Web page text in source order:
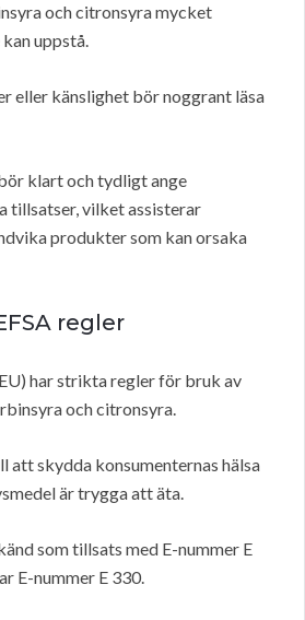
och citronsyra mycket
uppstå.
eller känslighet bör noggrant läsa
klart och tydligt ange
tillsatser, vilket assisterar
produkter som kan orsaka
regler
har strikta regler för bruk av
och citronsyra.
att skydda konsumenternas hälsa
är trygga att äta.
som tillsats med E-nummer E
E-nummer E 330.